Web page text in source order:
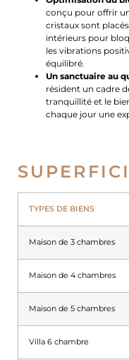
conçu pour offrir
cristaux sont
intérieurs pour
les vibrations
équilibré.
Un sanctuaire au
résident un cadre
tranquillité et le
chaque jour une
TYPES DE BIENS
Maison de 3 chambres
Maison de 4 chambres
Maison de 5 chambres
Villa 6 chambre